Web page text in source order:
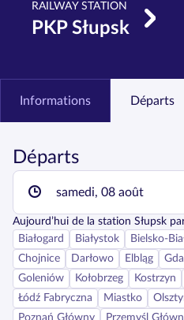
RAILWAY STATION
PKP Słupsk
Informations Départs
Départs
samedi, 08 août
Aujourd’hui de la station Słupsk
Białogard
Białystok Bielsko-
Chojnice
Darłowo Elbląg
Goleniów
Kołobrzeg Kostrzyn
Łódź Fabryczna
Miastko
Poznań Główny
Przemyśl